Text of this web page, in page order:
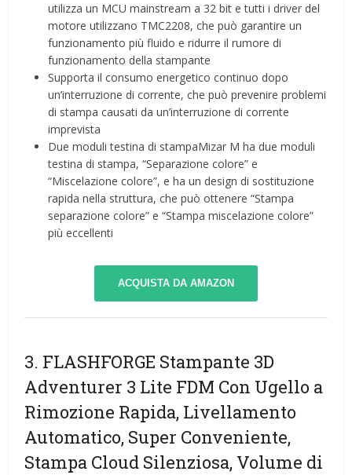
utilizza un MCU mainstream a 32 bit e tutti i driver del
motore utilizzano TMC2208, che può garantire un
funzionamento più fluido e ridurre il rumore di
funzionamento della stampante
Supporta il consumo energetico continuo dopo
un’interruzione di corrente, che può prevenire problemi
di stampa causati da un’interruzione di corrente
imprevista
Due moduli testina di stampaMizar M ha due moduli
testina di stampa, “Separazione colore” e
“Miscelazione colore”, e ha un design di sostituzione
rapida nella struttura, che può ottenere “Stampa
separazione colore” e “Stampa miscelazione colore”
più eccellenti
ACQUISTA DA AMAZON
3. FLASHFORGE Stampante 3D
Adventurer 3 Lite FDM Con Ugello a
Rimozione Rapida, Livellamento
Automatico, Super Conveniente,
Stampa Cloud Silenziosa, Volume di